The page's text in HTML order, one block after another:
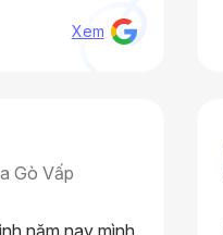
Xem
Gò Vấp
năm nay mình